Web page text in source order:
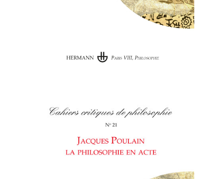
Cahiers critiques de
philosophie